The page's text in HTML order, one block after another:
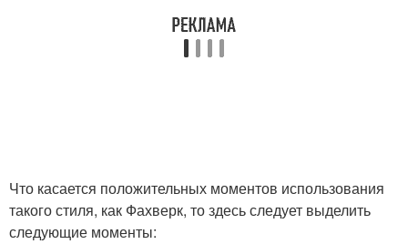
Что касается положительных моментов использования
такого стиля, как Фахверк, то здесь следует выделить
следующие моменты: